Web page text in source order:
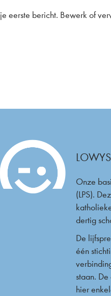
eerste bericht. Bewerk of
Onze
(LPS).
dertig
De
één
staan.
hier